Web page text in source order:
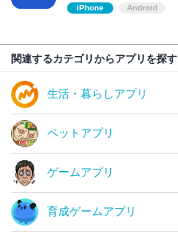
iPhone Android
関連するカテゴリからアプリを探す
生活・暮らしアプリ
ペットアプリ
ゲームアプリ
育成ゲームアプリ